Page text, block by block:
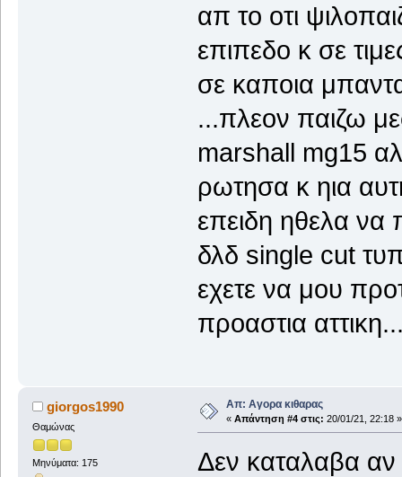
απ το οτι
επιπεδο κ σε
σε καποια
...πλεον παιζω
marshall mg15
ρωτησα κ ηια
επειδη ηθελα να
δλδ single cut
εχετε να μου
προαστια
giorgos1990
Θαμώνας
Μηνύματα: 175
Απ: Αγορα κιθαρας
« Απάντηση #4 στις: 20/01/21, 22:18 »
Δεν καταλαβα αν